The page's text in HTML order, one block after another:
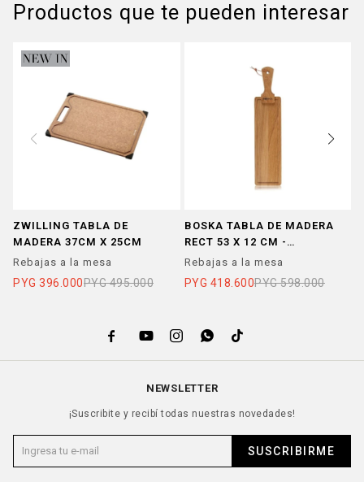
Productos que te pueden interesar
ZWILLING TABLA DE
MADERA 37CM X 25CM
Rebajas a la mesa
PYG 396.000PYG 495.000
BOSKA TABLA DE MADERA
RECT 53 X 12 CM -
MEDIANA
Rebajas a la mesa
PYG 418.600PYG 598.000
    
NEWSLETTER
¡Suscribite y recibí todas nuestras novedades!
SUSCRIBIRME